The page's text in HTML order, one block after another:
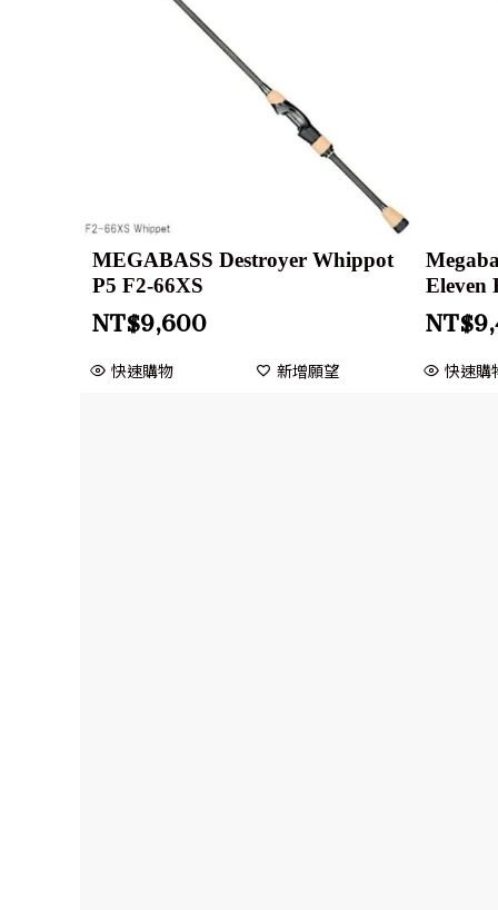
MEGABASS Destroyer Whippot
P5 F2-66XS
NT$9,600
快速購物 新增願望
Eleven
NT$
快速購